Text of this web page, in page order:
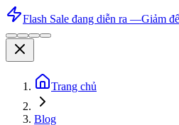
Flash Sale đang diễn ra —Giảm
Trang chủ
Blog